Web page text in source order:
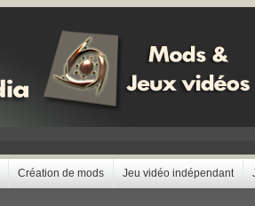
Création de mods Jeu vidéo indépendant